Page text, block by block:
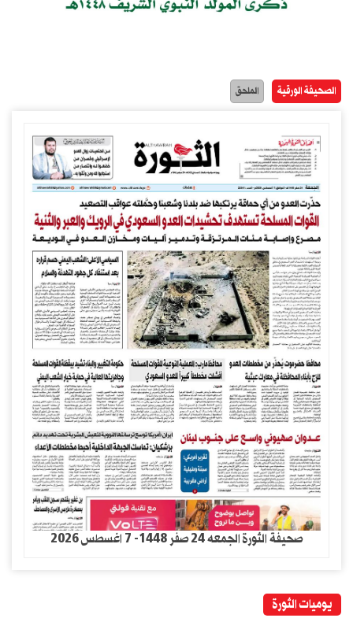
الصحيفة الورقية الملحق
صحيفة الثورة الجمعه 24 صفر 1448- 7 اغسطس 2026
يوميات الثورة